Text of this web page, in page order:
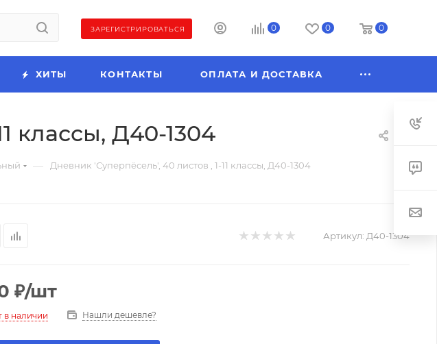
ЗАРЕГИСТРИРОВАТЬСЯ 0 0 0
ХИТЫ КОНТАКТЫ ОПЛАТА И ДОСТАВКА
классы, Д40-1304
— Дневник 'Суперпёсель', 40 листов , 1-11 классы, Д40-1304
Артикул: Д40-1304
₽/шт
в наличии Нашли дешевле?